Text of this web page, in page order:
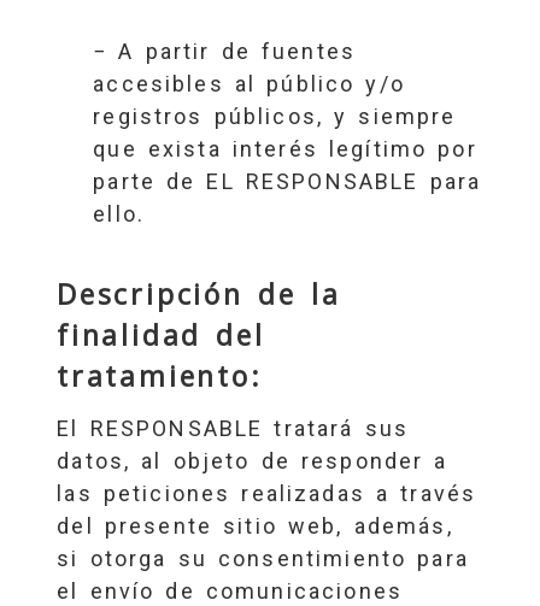
− A partir de fuentes
accesibles al público y/o
registros públicos, y siempre
que exista interés legítimo por
parte de EL RESPONSABLE para
ello.
Descripción de la
finalidad del
tratamiento:
El RESPONSABLE tratará sus
datos, al objeto de responder a
las peticiones realizadas a través
del presente sitio web, además,
si otorga su consentimiento para
el envío de comunicaciones